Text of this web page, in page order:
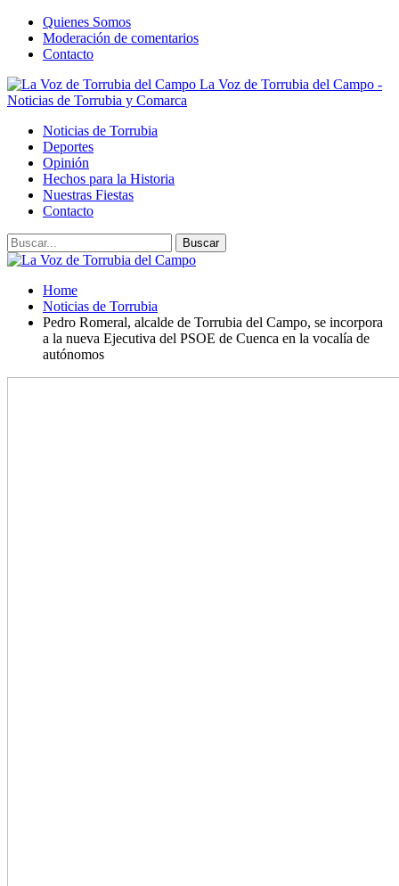
Quienes Somos
Moderación de comentarios
Contacto
La Voz de Torrubia del Campo -
Noticias de Torrubia y Comarca
Noticias de Torrubia
Deportes
Opinión
Hechos para la Historia
Nuestras Fiestas
Contacto
Home
Noticias de Torrubia
Pedro Romeral, alcalde de Torrubia del Campo, se incorpora
a la nueva Ejecutiva del PSOE de Cuenca en la vocalía de
autónomos